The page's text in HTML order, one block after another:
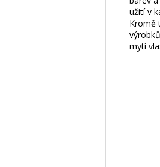
užití v
Kromě
mytí